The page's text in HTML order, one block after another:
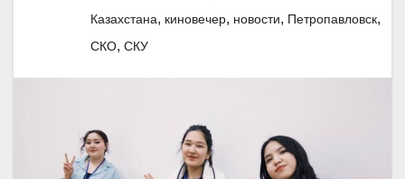
Казахстана, киновечер, новости, Петропавловск,
СКО, СКУ